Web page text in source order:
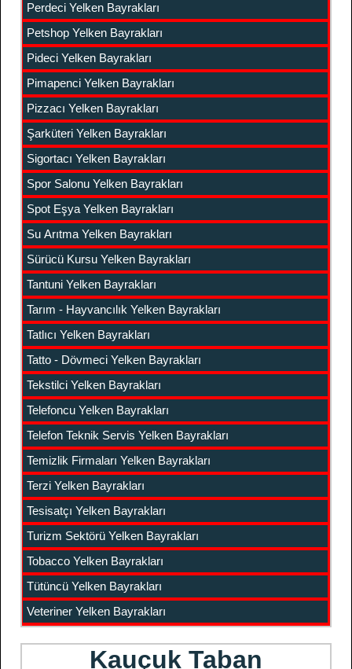
Perdeci Yelken Bayrakları
Petshop Yelken Bayrakları
Pideci Yelken Bayrakları
Pimapenci Yelken Bayrakları
Pizzacı Yelken Bayrakları
Şarküteri Yelken Bayrakları
Sigortacı Yelken Bayrakları
Spor Salonu Yelken Bayrakları
Spot Eşya Yelken Bayrakları
Su Arıtma Yelken Bayrakları
Sürücü Kursu Yelken Bayrakları
Tantuni Yelken Bayrakları
Tarım - Hayvancılık Yelken Bayrakları
Tatlıcı Yelken Bayrakları
Tatto - Dövmeci Yelken Bayrakları
Tekstilci Yelken Bayrakları
Telefoncu Yelken Bayrakları
Telefon Teknik Servis Yelken Bayrakları
Temizlik Firmaları Yelken Bayrakları
Terzi Yelken Bayrakları
Tesisatçı Yelken Bayrakları
Turizm Sektörü Yelken Bayrakları
Tobacco Yelken Bayrakları
Tütüncü Yelken Bayrakları
Veteriner Yelken Bayrakları
Kauçuk Taban